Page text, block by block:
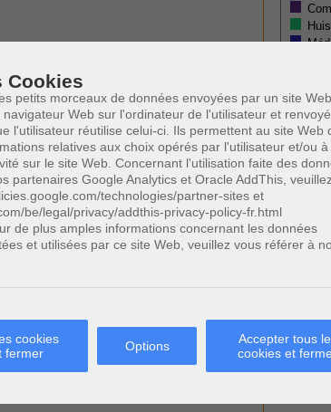
Cookies
petits morceaux de données envoyées par un site
Web sur l'ordinateur de l'utilisateur et
l'utilisateur réutilise celui-ci. Ils permettent au site Web
relatives aux choix opérés par l'utilisateur et/ou à
sur le site Web. Concernant l'utilisation faite des
partenaires Google Analytics et Oracle AddThis, veuillez
technologies/partner-sites et
be/legal/privacy/addthis-privacy-policy-fr.html
de plus amples informations concernant les données
et utilisées par ce site Web, veuillez vous référer à
cookies
fermer
Options
Accepter tous
cookies et